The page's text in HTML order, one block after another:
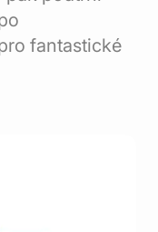
fantastické